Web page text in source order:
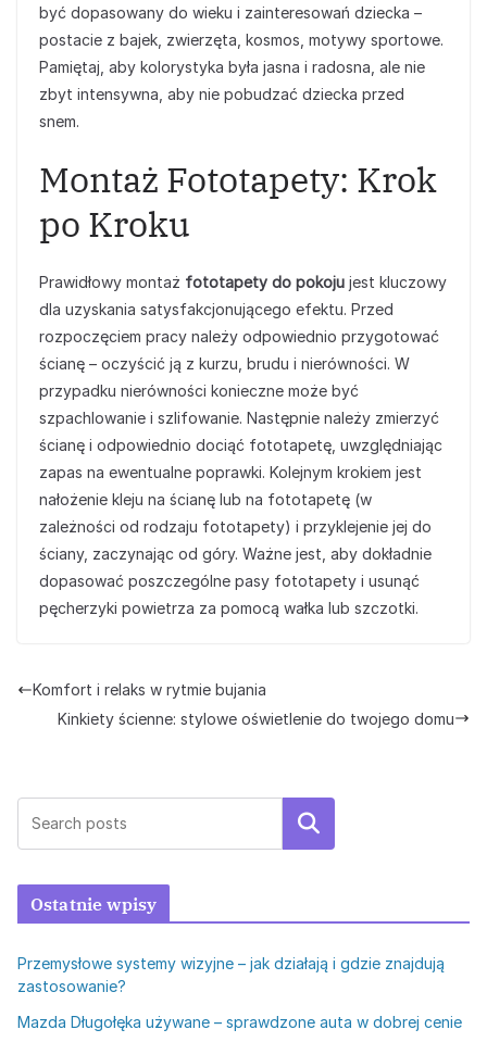
być dopasowany do wieku i zainteresowań dziecka –
postacie z bajek, zwierzęta, kosmos, motywy sportowe.
Pamiętaj, aby kolorystyka była jasna i radosna, ale nie
zbyt intensywna, aby nie pobudzać dziecka przed
snem.
Montaż Fototapety: Krok
po Kroku
Prawidłowy montaż fototapety do pokoju jest kluczowy
dla uzyskania satysfakcjonującego efektu. Przed
rozpoczęciem pracy należy odpowiednio przygotować
ścianę – oczyścić ją z kurzu, brudu i nierówności. W
przypadku nierówności konieczne może być
szpachlowanie i szlifowanie. Następnie należy zmierzyć
ścianę i odpowiednio dociąć fototapetę, uwzględniając
zapas na ewentualne poprawki. Kolejnym krokiem jest
nałożenie kleju na ścianę lub na fototapetę (w
zależności od rodzaju fototapety) i przyklejenie jej do
ściany, zaczynając od góry. Ważne jest, aby dokładnie
dopasować poszczególne pasy fototapety i usunąć
pęcherzyki powietrza za pomocą wałka lub szczotki.
Komfort i relaks w rytmie bujania
Kinkiety ścienne: stylowe oświetlenie do twojego domu
Szukaj
Ostatnie wpisy
Przemysłowe systemy wizyjne – jak działają i gdzie znajdują
zastosowanie?
Mazda Długołęka używane – sprawdzone auta w dobrej cenie